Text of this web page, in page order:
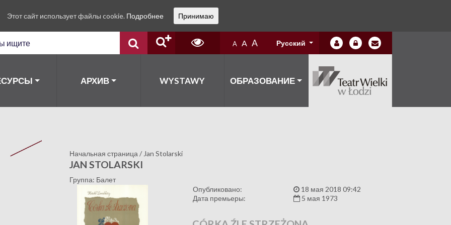
A A A Русский
АРХИВ WYSTAWY ОБРАЗОВАНИЕ
Начальная страница / Jan Stolarski
JAN STOLARSKI
Группа: Балет
Опубликовано:
18 мая 2018 09:42
Дата премьеры:
5 мая 1973
Этот сайт использует файлы cookie. Подробнее Принимаю